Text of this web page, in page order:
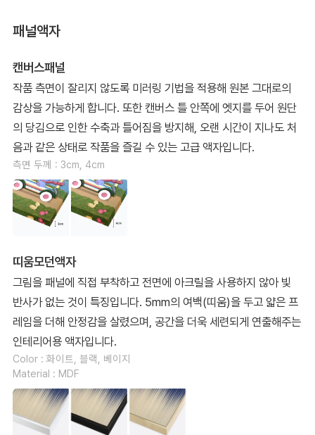
패널액자
캔버스패널
작품 측면이 잘리지 않도록 미러링 기법을 적용해 원본 그대로의
감상을 가능하게 합니다. 또한 캔버스 틀 안쪽에 엣지를 두어 원단
의 당김으로 인한 수축과 틀어짐을 방지해, 오랜 시간이 지나도 처
음과 같은 상태로 작품을 즐길 수 있는 고급 액자입니다.
측면 두께 : 3cm, 4cm
띠움모던액자
그림을 패널에 직접 부착하고 전면에 아크릴을 사용하지 않아 빛
반사가 없는 것이 특징입니다. 5mm의 여백(띠움)을 두고 얇은 프
레임을 더해 안정감을 살렸으며, 공간을 더욱 세련되게 연출해주는
인테리어용 액자입니다.
Color : 화이트, 블랙, 베이지
Material : MDF